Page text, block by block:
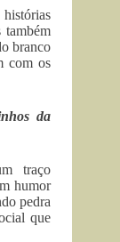
também
branco
com os
da
traço
humor
pedra
que